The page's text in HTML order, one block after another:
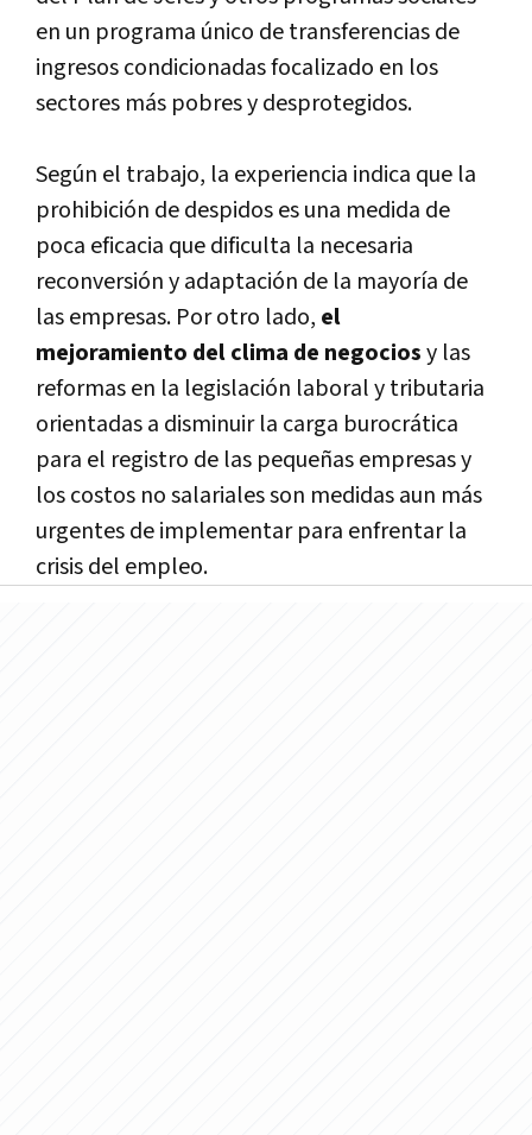
en un programa único de transferencias de
ingresos condicionadas focalizado en los
sectores más pobres y desprotegidos.
Según el trabajo, la experiencia indica que la
prohibición de despidos es una medida de
poca eficacia que dificulta la necesaria
reconversión y adaptación de la mayorí­a de
las empresas. Por otro lado, el
mejoramiento del clima de negociosy las
reformas en la legislación laboral y tributaria
orientadas a disminuir la carga burocrática
para el registro de las pequeñas empresas y
los costos no salariales son medidas aun más
urgentes de implementar para enfrentar la
crisis del empleo.